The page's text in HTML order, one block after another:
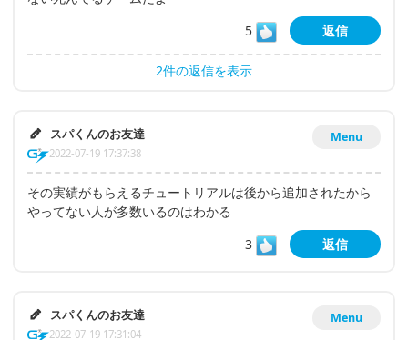
5
返信
2件の返信を表示
Menu
スパくんのお友達
2022-07-19 17:37:38
その実績がもらえるチュートリアルは後から追加されたから
やってない人が多数いるのはわかる
3
返信
Menu
スパくんのお友達
2022-07-19 17:31:04